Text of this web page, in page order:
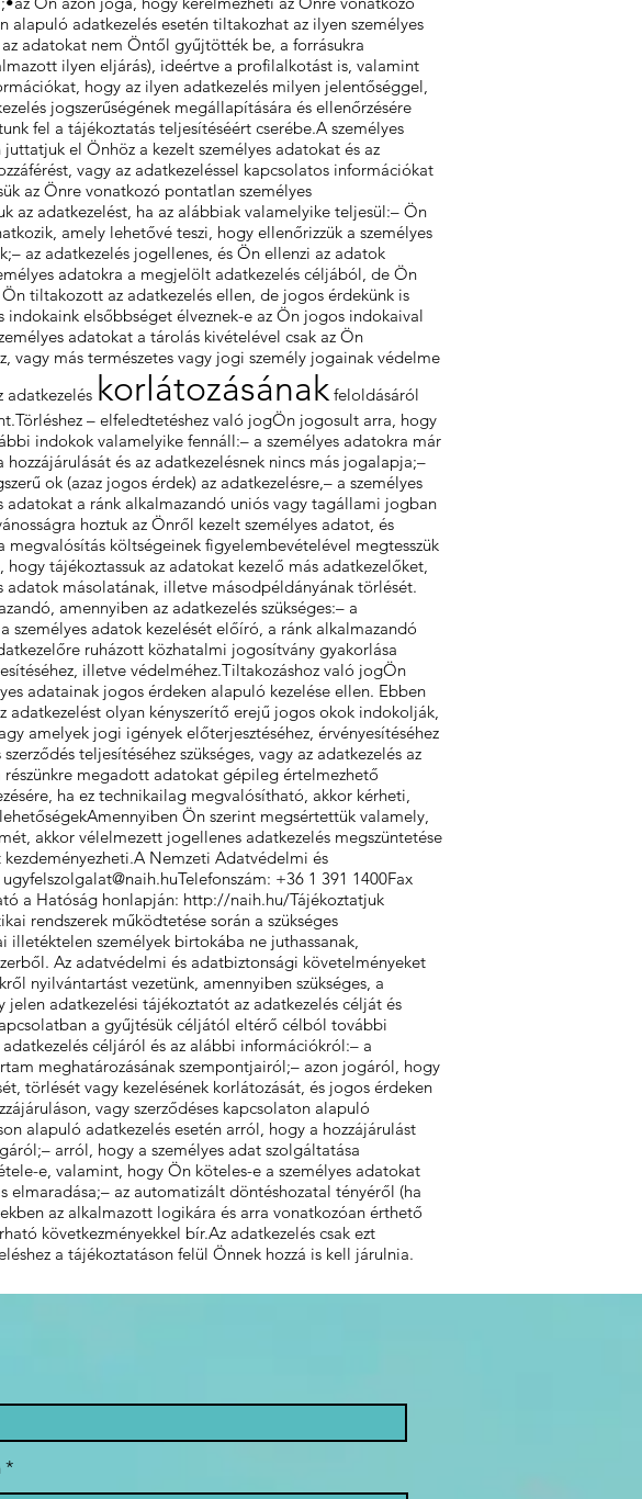
alapuló adatkezelés esetén tiltakozhat az ilyen személyes
adatokat nem Öntől gyűjtötték be, a forrásukra
ilyen eljárás), ideértve a profilalkotást is, valamint
hogy az ilyen adatkezelés milyen jelentőséggel,
jogszerűségének megállapítására és ellenőrzésére
fel a tájékoztatás teljesítéséért cserébe.A személyes
el Önhöz a kezelt személyes adatokat és az
vagy az adatkezeléssel kapcsolatos információkat
az Önre vonatkozó pontatlan személyes
az adatkezelést, ha az alábbiak valamelyike teljesül:– Ön
amely lehetővé teszi, hogy ellenőrizzük a személyes
az adatkezelés jogellenes, és Ön ellenzi az adatok
adatokra a megjelölt adatkezelés céljából, de Ön
tiltakozott az adatkezelés ellen, de jogos érdekünk is
elsőbbséget élveznek-e az Ön jogos indokaival
adatokat a tárolás kivételével csak az Ön
vagy más természetes vagy jogi személy jogainak védelme
adatkezelés korlátozásánakfeloldásáról
– elfeledtetéshez való jogÖn jogosult arra, hogy
indokok valamelyike fennáll:– a személyes adatokra már
és az adatkezelésnek nincs más jogalapja;–
ok (azaz jogos érdek) az adatkezelésre,– a személyes
adatokat a ránk alkalmazandó uniós vagy tagállami jogban
hoztuk az Önről kezelt személyes adatot, és
költségeinek figyelembevételével megtesszük
tájékoztassuk az adatokat kezelő más adatkezelőket,
másolatának, illetve másodpéldányának törlését.
amennyiben az adatkezelés szükséges:– a
adatok kezelését előíró, a ránk alkalmazandó
ruházott közhatalmi jogosítvány gyakorlása
illetve védelméhez.Tiltakozáshoz való jogÖn
adatainak jogos érdeken alapuló kezelése ellen. Ebben
adatkezelést olyan kényszerítő erejű jogos okok indokolják,
amelyek jogi igények előterjesztéséhez, érvényesítéséhez
teljesítéséhez szükséges, vagy az adatkezelés az
megadott adatokat gépileg értelmezhető
ha ez technikailag megvalósítható, akkor kérheti,
Ön szerint megsértettük valamely,
akkor vélelmezett jogellenes adatkezelés megszüntetése
Nemzeti Adatvédelmi és
ugyfelszolgalat@naih.huTelefonszám: +36 1 391 1400Fax
a Hatóság honlapján: http://naih.hu/Tájékoztatjuk
rendszerek működtetése során a szükséges
személyek birtokába ne juthassanak,
Az adatvédelmi és adatbiztonsági követelményeket
nyilvántartást vezetünk, amennyiben szükséges, a
adatkezelési tájékoztatót az adatkezelés célját és
a gyűjtésük céljától eltérő célból további
céljáról és az alábbi információkról:– a
meghatározásának szempontjairól;– azon jogáról, hogy
törlését vagy kezelésének korlátozását, és jogos érdeken
vagy szerződéses kapcsolaton alapuló
alapuló adatkezelés esetén arról, hogy a hozzájárulást
arról, hogy a személyes adat szolgáltatása
e, valamint, hogy Ön köteles-e a személyes adatokat
az automatizált döntéshozatal tényéről (ha
az alkalmazott logikára és arra vonatkozóan érthető
következményekkel bír.Az adatkezelés csak ezt
a tájékoztatáson felül Önnek hozzá is kell járulnia.